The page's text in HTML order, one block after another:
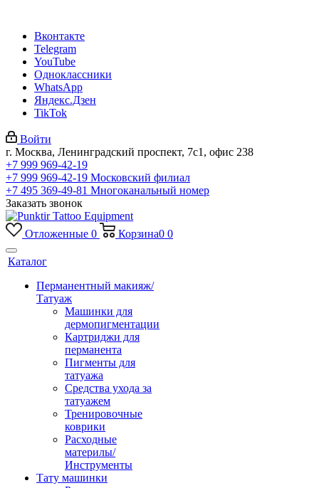
Вконтакте
Telegram
YouTube
Одноклассники
WhatsApp
Яндекс.Дзен
TikTok
Войти
г. Москва, Ленинградский проспект, 7с1, офис 238
+7 999 969-42-19
+7 999 969-42-19 Московский филиал
+7 495 369-49-81 Многоканальный номер
Заказать звонок
Отложенные 0 Корзина0 0
Каталог
Перманентный макияж/
Татуаж
Машинки для
дермопигментации
Картриджи для
перманента
Пигменты для
татуажа
Средства ухода за
татуажем
Тренировочные
коврики
Расходные
материлы/
Инструменты
Тату машинки